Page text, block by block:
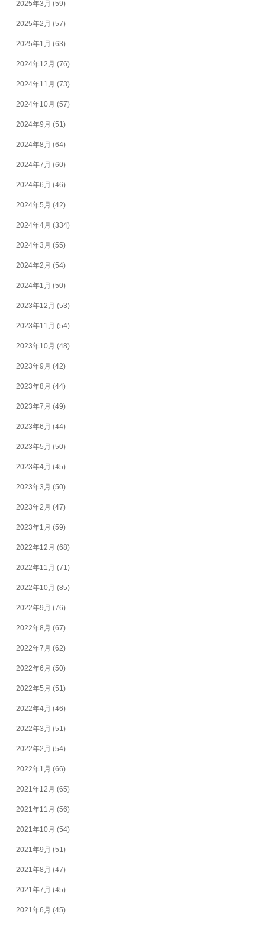
2025年3月 (59)
2025年2月 (57)
2025年1月 (63)
2024年12月 (76)
2024年11月 (73)
2024年10月 (57)
2024年9月 (51)
2024年8月 (64)
2024年7月 (60)
2024年6月 (46)
2024年5月 (42)
2024年4月 (334)
2024年3月 (55)
2024年2月 (54)
2024年1月 (50)
2023年12月 (53)
2023年11月 (54)
2023年10月 (48)
2023年9月 (42)
2023年8月 (44)
2023年7月 (49)
2023年6月 (44)
2023年5月 (50)
2023年4月 (45)
2023年3月 (50)
2023年2月 (47)
2023年1月 (59)
2022年12月 (68)
2022年11月 (71)
2022年10月 (85)
2022年9月 (76)
2022年8月 (67)
2022年7月 (62)
2022年6月 (50)
2022年5月 (51)
2022年4月 (46)
2022年3月 (51)
2022年2月 (54)
2022年1月 (66)
2021年12月 (65)
2021年11月 (56)
2021年10月 (54)
2021年9月 (51)
2021年8月 (47)
2021年7月 (45)
2021年6月 (45)